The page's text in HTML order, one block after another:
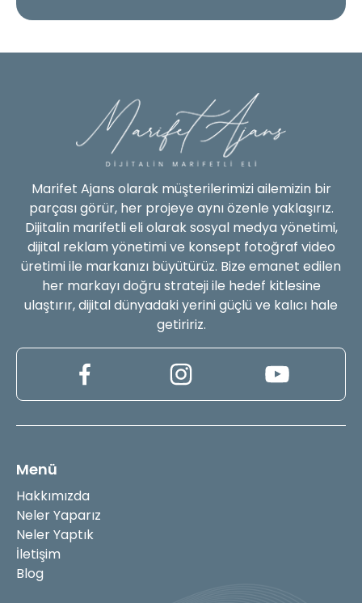
Marifet Ajans olarak müşterilerimizi ailemizin bir
parçası görür, her projeye aynı özenle yaklaşırız.
Dijitalin marifetli eli olarak sosyal medya yönetimi,
dijital reklam yönetimi ve konsept fotoğraf video
üretimi ile markanızı büyütürüz. Bize emanet edilen
her markayı doğru strateji ile hedef kitlesine
ulaştırır, dijital dünyadaki yerini güçlü ve kalıcı hale
getiririz.
Menü
Hakkımızda
Neler Yaparız
Neler Yaptık
İletişim
Blog